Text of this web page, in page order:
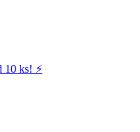
10 ks! ⚡️